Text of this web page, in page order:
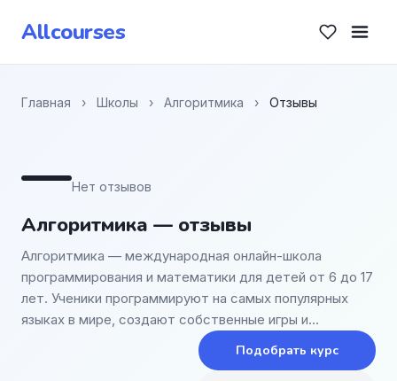
Allcourses
Главная › Школы › Алгоритмика › Отзывы
—Нет отзывов
Алгоритмика — отзывы
Алгоритмика — международная онлайн-школа
программирования и математики для детей от 6 до 17
лет. Ученики программируют на самых популярных
языках в мире, создают собственные игры и…
Подобрать курс